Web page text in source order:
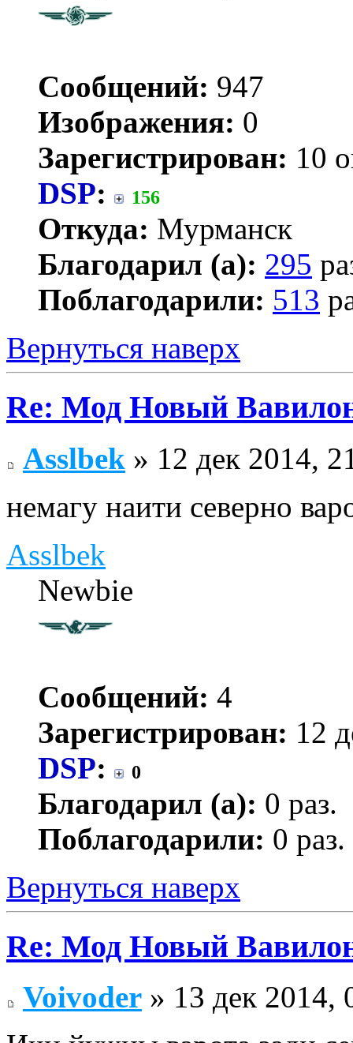
Сообщений: 947
Изображения: 0
Зарегистрирован: 10
DSP: 156
Откуда: Мурманск
Благодарил (а): 295
Поблагодарили: 513
Вернуться наверх
Re: Мод Новый
Asslbek » 12 дек 2014,
немагу наити северно
Asslbek
Newbie
Сообщений: 4
Зарегистрирован: 12
DSP: 0
Благодарил (а): 0 раз.
Поблагодарили: 0 раз.
Вернуться наверх
Re: Мод Новый
Voivoder » 13 дек 2014,